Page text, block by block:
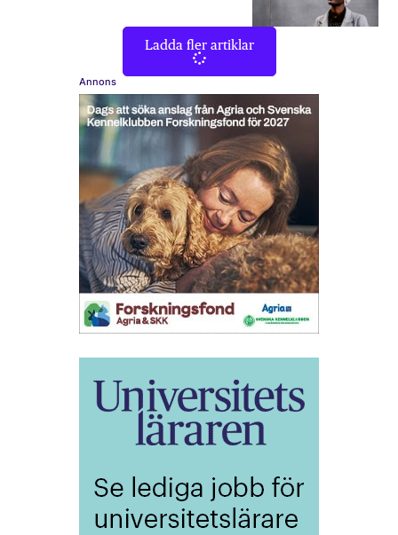
Ladda fler artiklar
Annons